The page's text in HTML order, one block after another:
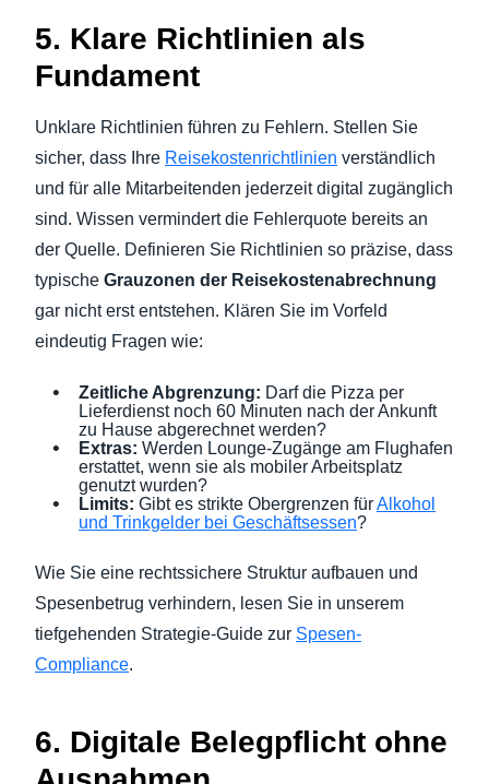
5. Klare Richtlinien als
Fundament
Unklare Richtlinien führen zu Fehlern. Stellen Sie
sicher, dass Ihre Reisekostenrichtlinien verständlich
und für alle Mitarbeitenden jederzeit digital zugänglich
sind. Wissen vermindert die Fehlerquote bereits an
der Quelle. Definieren Sie Richtlinien so präzise, dass
typische Grauzonen der Reisekostenabrechnung
gar nicht erst entstehen. Klären Sie im Vorfeld
eindeutig Fragen wie:
Zeitliche Abgrenzung: Darf die Pizza per
Lieferdienst noch 60 Minuten nach der Ankunft
zu Hause abgerechnet werden?
Extras: Werden Lounge-Zugänge am Flughafen
erstattet, wenn sie als mobiler Arbeitsplatz
genutzt wurden?
Limits: Gibt es strikte Obergrenzen fürAlkohol
und Trinkgelder bei Geschäftsessen?
Wie Sie eine rechtssichere Struktur aufbauen und
Spesenbetrug verhindern, lesen Sie in unserem
tiefgehenden Strategie-Guide zur Spesen-
Compliance.
6. Digitale Belegpflicht ohne